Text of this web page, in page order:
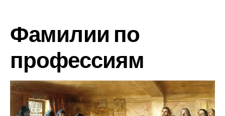
Фамилии по
профессиям